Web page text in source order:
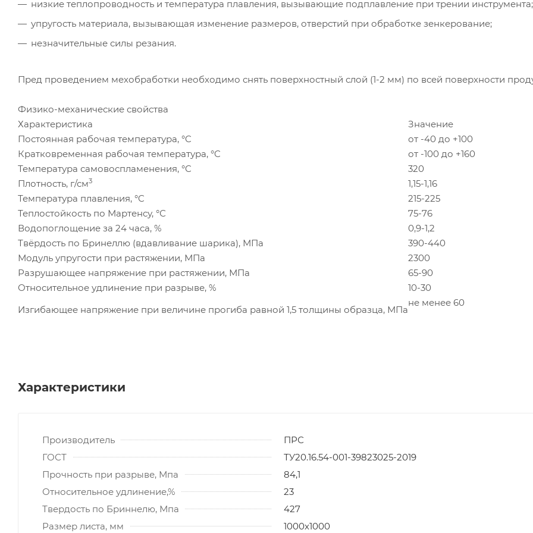
низкие теплопроводность и температура плавления, вызывающие подплавление при трении инструмента;
упругость материала, вызывающая изменение размеров, отверстий при обработке зенкерование;
незначительные силы резания.
Пред проведением мехобработки необходимо снять поверхностный слой (1-2 мм) по всей поверхности
Физико-механические свойства
Характеристика
Значение
Постоянная рабочая температура, °C
от -40 до +100
Кратковременная рабочая температура, °C
от -100 до +160
Температура самовоспламенения, °C
320
Плотность, г/см3
1,15-1,16
Температура плавления, °C
215-225
Теплостойкость по Мартенсу, °С
75-76
Водопоглощение за 24 часа, %
0,9-1,2
Твёрдость по Бринеллю (вдавливание шарика), МПа
390-440
Модуль упругости при растяжении, МПа
2300
Разрушающее напряжение при растяжении, МПа
65-90
Относительное удлинение при разрыве, %
10-30
Изгибающее напряжение при величине прогиба равной 1,5 толщины образца, МПа
не менее 60
Характеристики
Производитель
ПРС
ГОСТ
ТУ20.16.54-001-39823025-2019
Прочность при разрыве, Мпа
84,1
Относительное удлинение,%
23
Твердость по Бриннелю, Мпа
427
Размер листа, мм
1000х1000